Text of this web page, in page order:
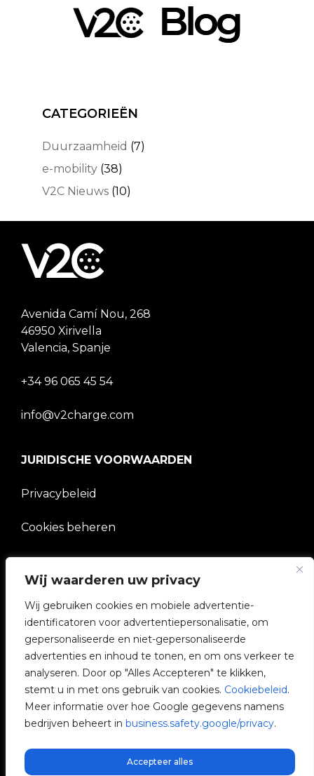
Wij waarderen uw privacy
Wij gebruiken cookies en mobiele advertentie-
identificatoren voor advertentiepersonalisatie, om
gepersonaliseerde en niet-gepersonaliseerde
advertenties en inhoud te tonen, en om ons verkeer te
analyseren. Door op "Alles Accepteren" te klikken,
stemt u in met ons gebruik van cookies. Cookiebeleid.
Meer informatie over hoe Google gegevens namens
bedrijven beheert in business.safety.google/privacy.
Accepteer alles
CATEGORIEËN
Duurzaamheid (7)
e-mobility (38)
V2C Nieuws (10)
Avenida Camí Nou, 268
46950 Xirivella
Valencia, Spanje
+34 96 065 45 54
info@v2charge.com
JURIDISCHE VOORWAARDEN
Privacybeleid
Cookies beheren
BEDRIJF
V2C Gemeenschap
e-Chargers
V2C Cloud
V2C Payments